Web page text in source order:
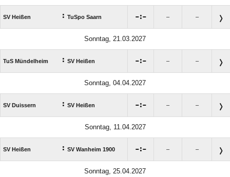
SV Heißen : TuSpo Saarn : – –
Sonntag, 21.03.2027
TuS Mündelheim : SV Heißen : – –
Sonntag, 04.04.2027
SV Duissern : SV Heißen : – –
Sonntag, 11.04.2027
SV Heißen : SV Wanheim 1900 : – –
Sonntag, 25.04.2027